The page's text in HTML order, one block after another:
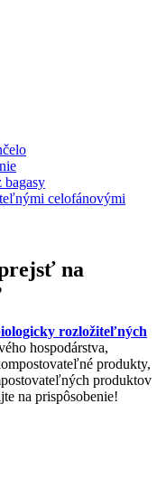
celofánovými
na
rozložiteľných
hospodárstva,
produkty,
produktov
na prispôsobenie!